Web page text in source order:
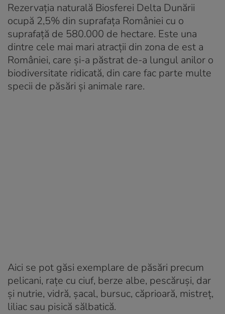
Rezervația naturală Biosferei Delta Dunării
ocupă 2,5% din suprafața României cu o
suprafață de 580.000 de hectare. Este una
dintre cele mai mari atracții din zona de est a
României, care și-a păstrat de-a lungul anilor o
biodiversitate ridicată, din care fac parte multe
specii de păsări și animale rare.
Aici se pot găsi exemplare de păsări precum
pelicani, rațe cu ciuf, berze albe, pescăruși, dar
și nutrie, vidră, șacal, bursuc, căprioară, mistreț,
liliac sau pisică sălbatică.